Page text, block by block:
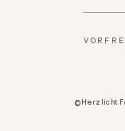
©Herzlicht